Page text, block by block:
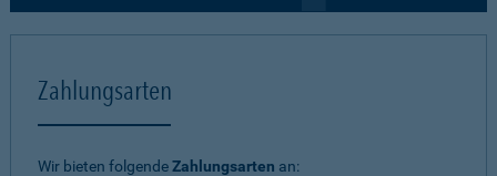
Zahlungsarten
Wir bieten folgendeZahlungsarten an: